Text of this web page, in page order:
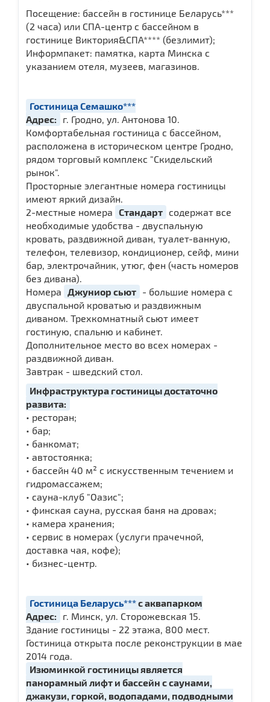
Посещение: бассейн в гостинице Беларусь***
(2 часа) или СПА-центр с бассейном в
гостинице Виктория&СПА**** (безлимит);
Информпакет: памятка, карта Минска с
указанием отеля, музеев, магазинов.
Гостиница Семашко***
Адрес:
г. Гродно, ул. Антонова 10.
Комфортабельная гостиница с бассейном,
расположена в историческом центре Гродно,
рядом торговый комплекс "Скидельский
рынок".
Просторные элегантные номера гостиницы
имеют яркий дизайн.
2-местные номера Стандарт содержат все
необходимые удобства - двуспальную
кровать, раздвижной диван, туалет-ванную,
телефон, телевизор, кондиционер, сейф, мини
бар, электрочайник, утюг, фен (часть номеров
без дивана).
Номера
Джуниор сьют - большие номера с
двуспальной кроватью и раздвижным
диваном. Трехкомнатный сьют имеет
гостиную, спальню и кабинет.
Дополнительное место во всех номерах -
раздвижной диван.
Завтрак - шведский стол.
Инфраструктура гостиницы достаточно
развита:
• ресторан;
• бар;
• банкомат;
• автостоянка;
• бассейн 40 м² с искусственным течением и
гидромассажем;
• сауна-клуб "Оазис";
• финская сауна, русская баня на дровах;
• камера хранения;
• сервис в номерах (услуги прачечной,
доставка чая, кофе);
• бизнес-центр.
Гостиница Беларусь***с аквапарком
Адрес:
г. Минск, ул. Сторожевская 15.
Здание гостиницы - 22 этажа, 800 мест.
Гостиница открыта после реконструкции в мае
2014 года.
Изюминкой гостиницы является
панорамный лифт и бассейн с саунами,
джакузи, горкой, водопадами, подводными